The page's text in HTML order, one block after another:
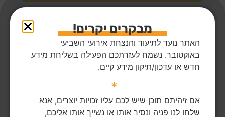
לפוסט המלא
מבקרים יקרים!
האתר נועד לתיעוד והנצחת אירועי השביעי
באוקטובר. נשמח לעזרתכם הפעילה בשליחת מידע
חדש או עדכון/תיקון מידע קיים.
*
אם זיהיתם תוכן שיש לכם עליו זכויות יוצרים, אנא
שלחו לנו פניה ונסיר אותו או נשייך אותו אליכם,